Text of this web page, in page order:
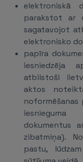
elektroniskā
parakstot ar
sagatavojot
elektronisko
papīra
iesniedzēja
atbilstoši
aktos
dokumentus
zibatmiņa).
pastu,